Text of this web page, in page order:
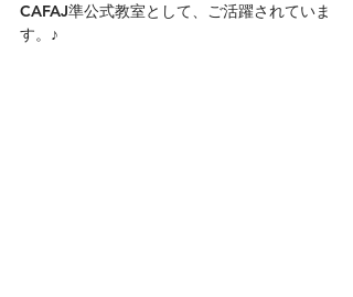
CAFAJ準公式教室として、ご活躍されていま
す。​​♪